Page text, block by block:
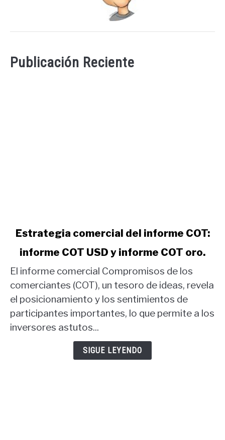
Publicación Reciente
link
Estrategia
comercial
del
informe
COT:
informe
COT
Estrategia comercial del informe COT:
informe COT USD y informe COT oro.
El informe comercial Compromisos de los
comerciantes (COT), un tesoro de ideas, revela
el posicionamiento y los sentimientos de
participantes importantes, lo que permite a los
inversores astutos...
SIGUE LEYENDO